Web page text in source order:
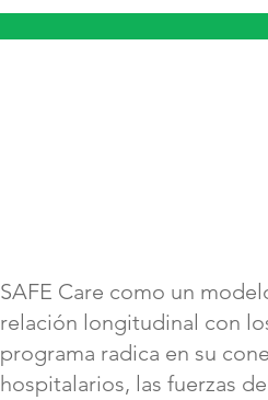
SAFE Care como un
relación longitudinal con
programa radica en su
hospitalarios, las fuerzas